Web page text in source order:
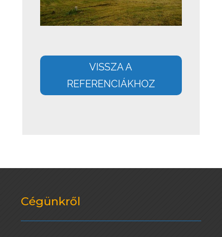
VISSZA A
REFERENCIÁKHOZ
Cégünkről